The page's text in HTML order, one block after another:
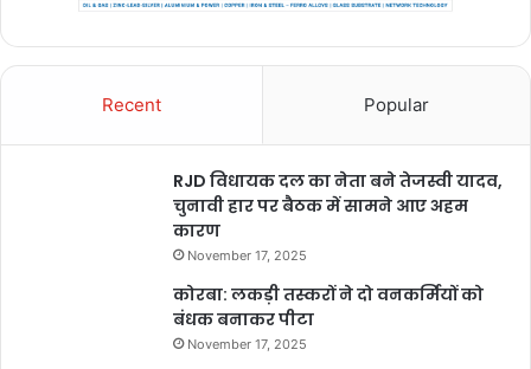
Recent Popular
RJD विधायक दल का नेता बने तेजस्वी यादव,
चुनावी हार पर बैठक में सामने आए अहम
कारण
November 17, 2025
कोरबा: लकड़ी तस्करों ने दो वनकर्मियों को
बंधक बनाकर पीटा
November 17, 2025